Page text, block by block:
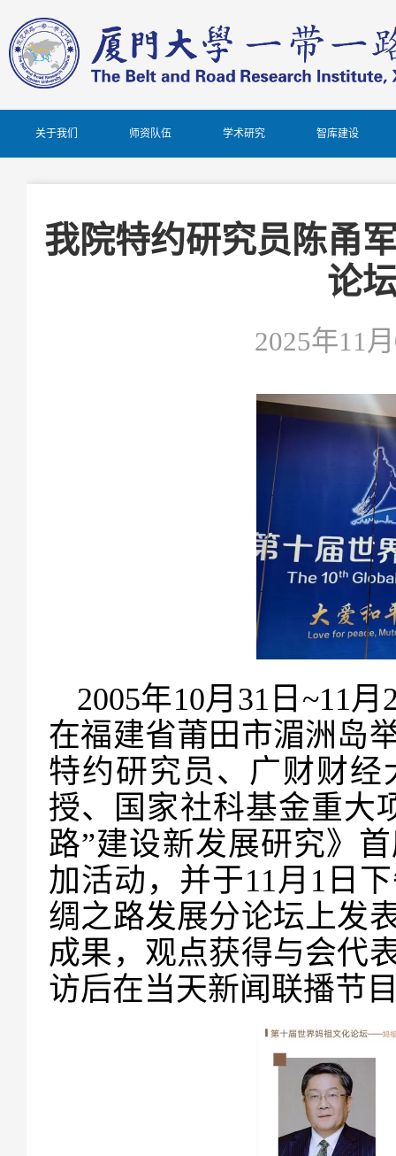
关于我们 师资队伍 学术研究 智库建设
我院特约研究员陈甬
论
2025年11
2005年10月31日~11
在福建省莆田市湄洲岛
特约研究员、广财财
授、国家社科基金重大
路”建设新发展研究》
加活动，并于11月1日
绸之路发展分论坛上发
成果，观点获得与会代
访后在当天新闻联播节